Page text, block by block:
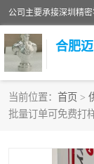
合肥
当前位置： 首页 >
批量订单可免费打
铣床加工
机器人零件加